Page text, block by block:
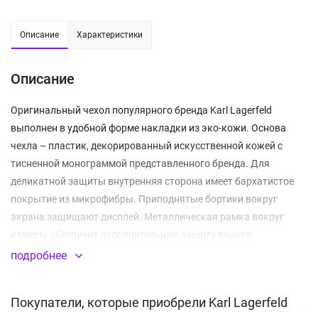
Описание Характеристики
Описание
Оригинальный чехол популярного бренда Karl Lagerfeld
выполнен в удобной форме накладки из эко-кожи. Основа
чехла – пластик, декорированный искусственной кожей с
тисненной монограммой представленного бренда. Для
деликатной защиты внутренняя сторона имеет бархатистое
покрытие из микрофибры. Приподнятые бортики вокруг
экрана защищают дисплей. Металлическая рамка вокруг
камеры обеспечит дополнительную защиту вашего
устройства. Изделие плотно прилегает к телефону и
ребристая часть чехла обеспечивает дополнительную
подробнее
Покупатели, которые приобрели Karl Lagerfeld